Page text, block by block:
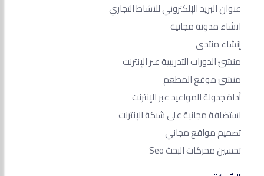
عنوان البريد الإلكتروني للنشاط التجاري
انشاء مدونة مجانية
إنشاء منتدى
منشئ الدورات التدريبية عبر الإنترنت
منشئ موقع المطعم
أداة جدولة المواعيد عبر الإنترنت
استضافة مجانية على شبكة الإنترنت
تصميم مواقع مجاني
تحسين محركات البحث Seo​